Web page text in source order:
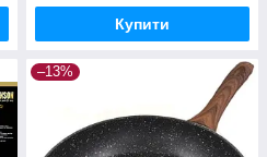
Купити
–13%